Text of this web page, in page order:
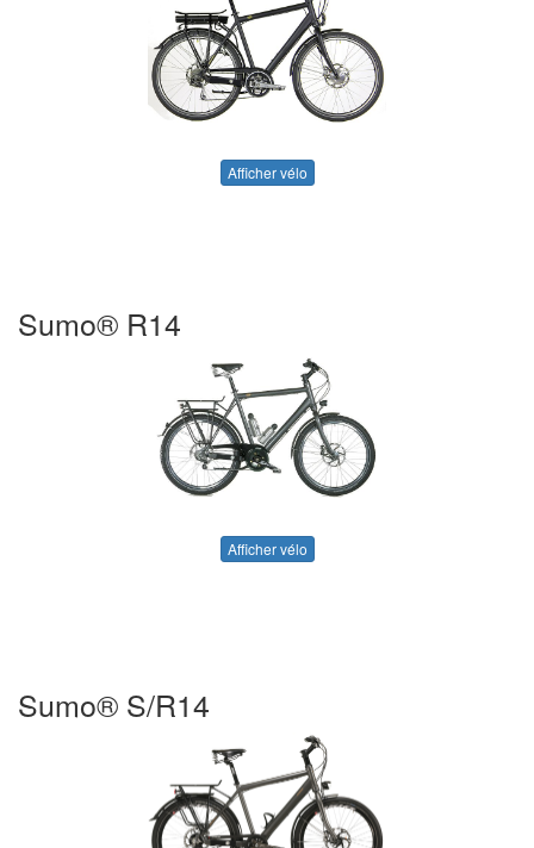
Afficher vélo
Sumo® R14
Afficher vélo
Sumo® S/R14